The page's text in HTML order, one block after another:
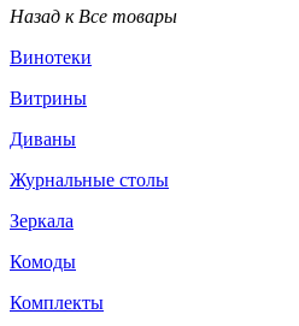
Назад к Все товары
Винотеки
Витрины
Диваны
Журнальные столы
Зеркала
Комоды
Комплекты